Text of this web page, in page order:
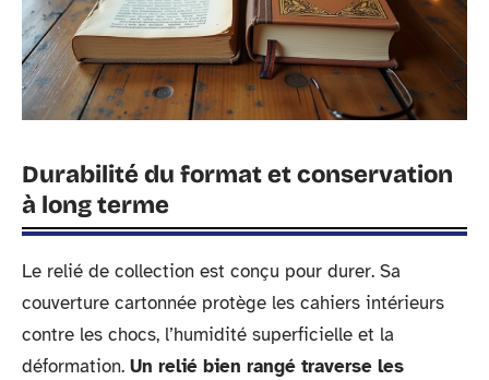
Durabilité du format et conservation
à long terme
Le relié de collection est conçu pour durer. Sa
couverture cartonnée protège les cahiers intérieurs
contre les chocs, l’humidité superficielle et la
déformation. Un relié bien rangé traverse les